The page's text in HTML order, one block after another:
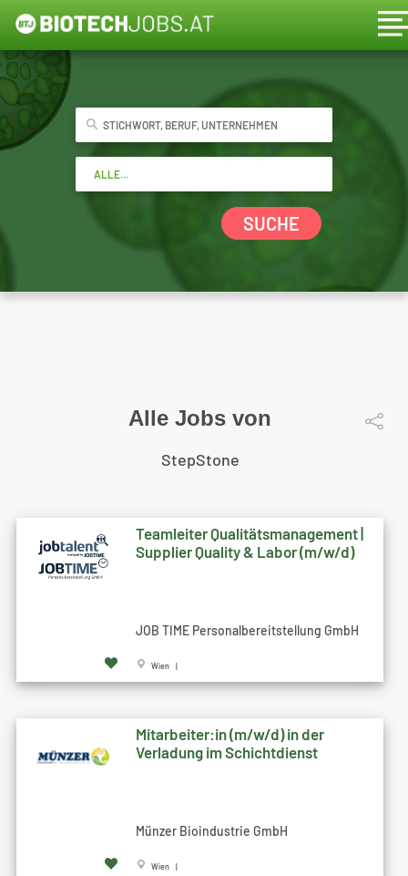
SUCHE
Alle Jobs von
StepStone
Teamleiter Qualitätsmanagement |
Supplier Quality & Labor (m/w/d)
JOB TIME Personalbereitstellung GmbH
Wien |
Mitarbeiter:in (m/w/d) in der
Verladung im Schichtdienst
Münzer Bioindustrie GmbH
Wien |